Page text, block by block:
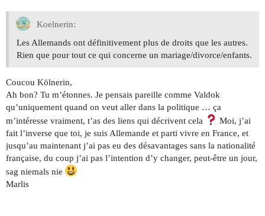
Koelnerin:
Les Allemands ont définitivement plus de droits que les autres.
Rien que pour tout ce qui concerne un mariage/divorce/enfants.
Coucou Kölnerin,
Ah bon? Tu m’étonnes. Je pensais pareille comme Valdok
qu’uniquement quand on veut aller dans la politique … ça
m’intéresse vraiment, t’as des liens qui décrivent cela
Moi, j’ai
fait l’inverse que toi, je suis Allemande et parti vivre en France, et
jusqu’au maintenant j’ai pas eu des désavantages sans la nationalité
française, du coup j’ai pas l’intention d’y changer, peut-être un jour,
sag niemals nie
Marlis